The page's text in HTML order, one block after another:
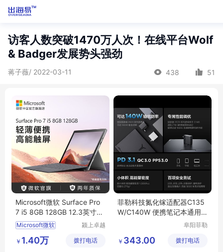
访客人数突破1470万人次！在线平台Wolf
& Badger发展势头强劲
蒋子薇/ 2022-03-11 438 51
Microsoft微软 Surface Pro
7 i5 8GB 128GB 12.3英寸二
合一平板
Microsoft微软
颍上卓越
有限公司
￥ 1.40万 拨打电话
菲勒科技氮化镓适配器C135
W/C140W 便携笔记本通用
阜阳菲勒
公司
￥ 343.00 拨打电话